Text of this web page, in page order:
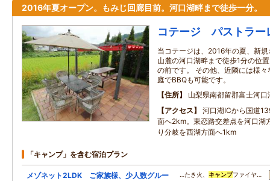
2016年夏オープン。もみじ回廊目前。河口湖畔まで徒歩一分。
コテージ パストラー
当コテージは、2016年の夏、新
山麓の河口湖畔まで徒歩1分の位
の前です。 その他、近隣には様
庭でBBQも可能です。
住所
山梨県南都留郡富士河
アクセス
河口湖ICから国道
面へ2km。東恋路交差点を河口湖
り分岐を西湖方面へ1km
「キャンプ」を含む宿泊プラン
メゾネット2LDK ご家族様、少人数グルー
…たき火、 キャンプファイヤ…